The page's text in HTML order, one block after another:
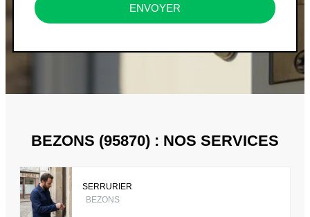
ENVOYER
BEZONS (95870) : NOS SERVICES
SERRURIER
BEZONS